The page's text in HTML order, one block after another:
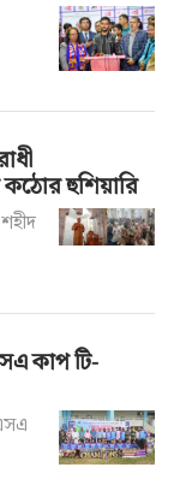
মাঠ
কথা:
কঠোর হুশিয়ারি
কাপ টি-